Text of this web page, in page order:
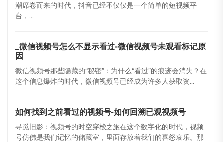
潮席卷而来的时代，抖音已经不仅仅是一个简单的短视频平
台，...
_微信视频号怎么不显示看过-微信视频号未观看标记原
因
微信视频号那些隐藏的“秘密”：为什么“看过”的痕迹会消失？在
这个信息爆炸的时代，微信视频号已经成为许多人获取资...
如何找到之前看过的视频号-如何回溯已观视频号
寻觅旧影：视频号的时空穿梭之旅在这个数字化的时代，视频
号仿佛是我们记忆的储藏室，里面存放着我们的喜怒哀乐。那